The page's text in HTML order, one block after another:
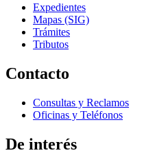
Expedientes
Mapas (SIG)
Trámites
Tributos
Contacto
Consultas y Reclamos
Oficinas y Teléfonos
De interés